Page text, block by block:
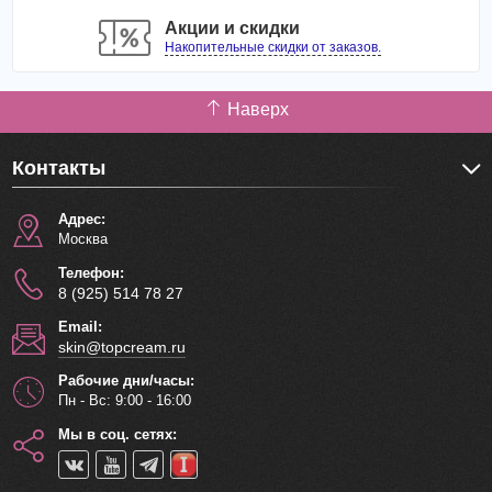
Tea Extract (Экстракт листьев камелии).
В комплекте одна пара наклеек.
Акции и скидки
Накопительные скидки от заказов.
Наверх
Контакты
Адрес:
Москва
Телефон:
8 (925) 514 78 27
Email:
skin@topcream.ru
Рабочие дни/часы:
Пн - Вс: 9:00 - 16:00
Мы в соц. сетях: